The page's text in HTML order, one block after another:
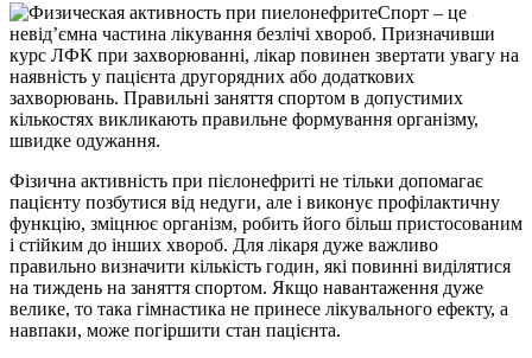
Спорт – це
невід’ємна частина лікування безлічі хвороб. Призначивши
курс ЛФК при захворюванні, лікар повинен звертати увагу на
наявність у пацієнта другорядних або додаткових
захворювань. Правильні заняття спортом в допустимих
кількостях викликають правильне формування організму,
швидке одужання.
Фізична активність при пієлонефриті не тільки допомагає
пацієнту позбутися від недуги, але і виконує профілактичну
функцію, зміцнює організм, робить його більш пристосованим
і стійким до інших хвороб. Для лікаря дуже важливо
правильно визначити кількість годин, які повинні виділятися
на тиждень на заняття спортом. Якщо навантаження дуже
велике, то така гімнастика не принесе лікувального ефекту, а
навпаки, може погіршити стан пацієнта.